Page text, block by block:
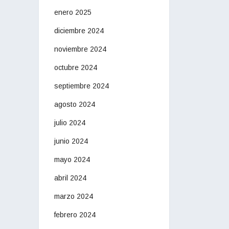
enero 2025
diciembre 2024
noviembre 2024
octubre 2024
septiembre 2024
agosto 2024
julio 2024
junio 2024
mayo 2024
abril 2024
marzo 2024
febrero 2024